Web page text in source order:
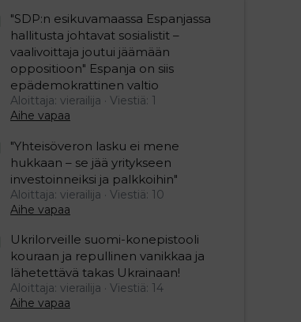
"SDP:n esikuvamaassa Espanjassa
hallitusta johtavat sosialistit –
vaalivoittaja joutui jäämään
oppositioon" Espanja on siis
epädemokrattinen valtio
Aloittaja: vierailija
Viestiä: 1
Aihe vapaa
"Yhteisöveron lasku ei mene
hukkaan – se jää yritykseen
investoinneiksi ja palkkoihin"
Aloittaja: vierailija
Viestiä: 10
Aihe vapaa
Ukrilorveille suomi-konepistooli
kouraan ja repullinen vanikkaa ja
lähetettävä takas Ukrainaan!
Aloittaja: vierailija
Viestiä: 14
Aihe vapaa